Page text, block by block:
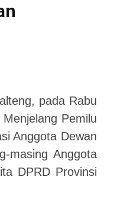
pada Rabu
Pemilu
Anggota Dewan
masing Anggota
DPRD Provinsi